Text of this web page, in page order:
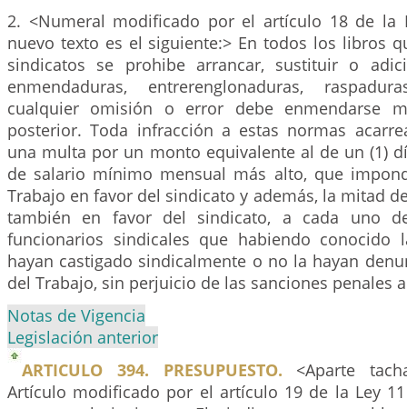
2. <Numeral modificado por el artículo 18 de la
nuevo texto es el siguiente:> En todos los libros
sindicatos se prohibe arrancar, sustituir o
enmendaduras, entrerenglonaduras,
cualquier omisión o error debe enmendarse
posterior. Toda infracción a estas normas
una multa por un monto equivalente al de un (1)
de salario mínimo mensual más alto, que
Trabajo en favor del sindicato y además, la mitad
también en favor del sindicato, a cada uno
funcionarios sindicales que habiendo conocido
hayan castigado sindicalmente o no la hayan
del Trabajo, sin perjuicio de las sanciones penales
Notas de Vigencia
Legislación anterior
ARTICULO 394. PRESUPUESTO. <Aparte
Artículo modificado por el artículo 19 de la Ley